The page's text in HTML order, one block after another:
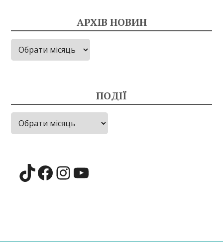
АРХІВ НОВИН
Архів
новин
ПОДІЇ
Події
TikTok
Facebook
Instagram
YouTube